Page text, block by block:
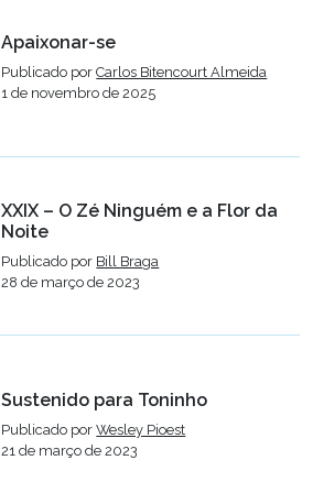
Apaixonar-se
Publicado porCarlos Bitencourt Almeida
1 de novembro de 2025
XXIX – O Zé Ninguém e a Flor da
Noite
Publicado por Bill Braga
28 de março de 2023
Sustenido para Toninho
Publicado porWesley Pioest
21 de março de 2023